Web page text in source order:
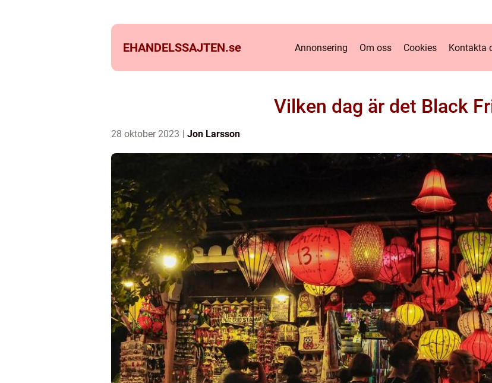
EHANDELSSAJTEN.se Annonsering Om oss Cookies Kontakta
Vilken dag är det Black
28 oktober 2023 Jon Larsson